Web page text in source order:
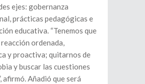
ejes: gobernanza
prácticas pedagógicas e
educativa. “Tenemos que
ordenada,
y proactiva; quitarnos de
y buscar las cuestiones
afirmó. Añadió que será